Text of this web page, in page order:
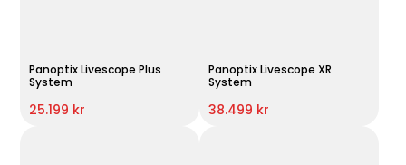
Panoptix Livescope Plus
System
25.199 kr
Panoptix Livescope XR
System
38.499 kr